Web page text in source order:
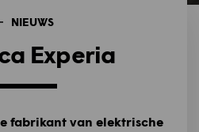
NIEUWS
Experia
fabrikant van elektrische